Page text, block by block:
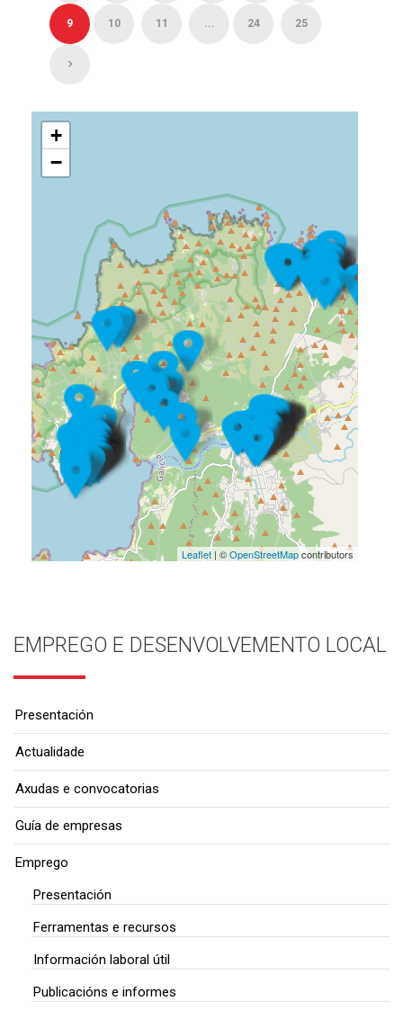
9 10 11 ... 24 25
+
−
Leaflet| ©OpenStreetMapcontributors
EMPREGO E DESENVOLVEMENTO LOCAL
Presentación
Actualidade
Axudas e convocatorias
Guía de empresas
Emprego
Presentación
Ferramentas e recursos
Información laboral útil
Publicacións e informes